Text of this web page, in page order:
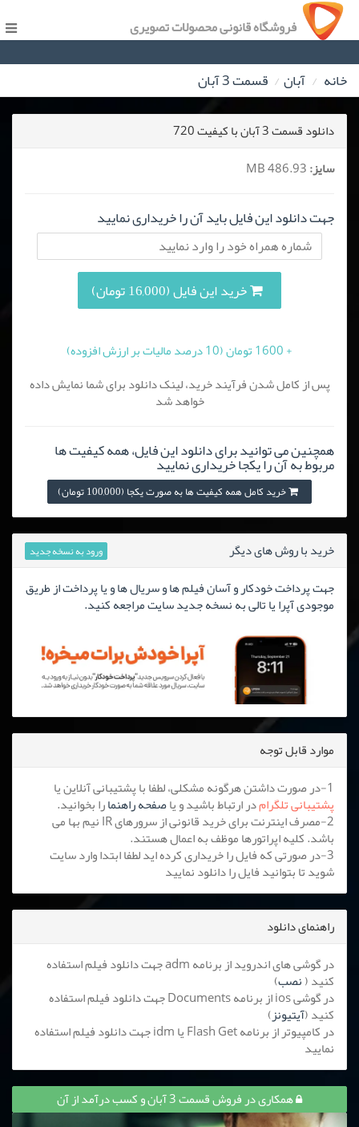
فروشگاه قانونی محصولات تصویری
خانه آبان قسمت 3 آبان
دانلود قسمت 3 آبان با کیفیت 720
سایز:
جهت دانلود این فایل باید آن را خریداری نمایید
خرید این فایل (16,000 تومان)
+ 1600 تومان (10 درصد مالیات بر ارزش افزوده)
پس از کامل شدن فرآیند خرید، لینک دانلود برای شما نمایش داده
خواهد شد
همچنین می توانید برای دانلود این فایل، همه کیفیت ها
مربوط به آن را یکجا خریداری نمایید
خرید کامل همه کیفیت ها به صورت یکجا (100,000 تومان)
خرید با روش های دیگر ورود به نسخه جدید
جهت پرداخت خودکار و آسان فیلم ها و سریال ها و یا پرداخت از طریق
موجودی آپرا یا تالی به نسخه جدید سایت مراجعه کنید.
موارد قابل توجه
1-در صورت داشتن هرگونه مشکلی، لطفا با پشتیبانی آنلاین یا
پشتیبانی تلگرامدر ارتباط باشید و یاصفحه راهنمارا بخوانید.
2-مصرف اینترنت برای خرید قانونی از سرورهای IR نیم بها می
باشد. کلیه اپراتورها موظف به اعمال هستند.
3-در صورتی که فایل را خریداری کرده اید لطفا ابتدا وارد سایت
شوید تا بتوانید فایل را دانلود نمایید
راهنمای دانلود
در گوشی های اندروید از برنامه adm جهت دانلود فیلم استفاده
کنید (نصب)
در گوشی ios از برنامه Documents جهت دانلود فیلم استفاده
کنید (آیتیونز)
در کامپیوتر از برنامه Flash Get یا idm جهت دانلود فیلم استفاده
نمایید
همکاری در فروش قسمت 3 آبان و کسب درآمد از آن